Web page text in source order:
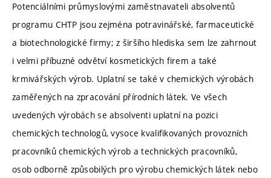
Potenciálními průmyslovými zaměstnavateli absolventů
programu CHTP jsou zejména potravinářské, farmaceutické
a biotechnologické firmy; z širšího hlediska sem lze zahrnout
i velmi příbuzné odvětví kosmetických firem a také
krmivářských výrob. Uplatní se také v chemických výrobách
zaměřených na zpracování přírodních látek. Ve všech
uvedených výrobách se absolventi uplatní na pozici
chemických technologů, vysoce kvalifikovaných provozních
pracovníků chemických výrob a technických pracovníků,
osob odborně způsobilých pro výrobu chemických látek nebo